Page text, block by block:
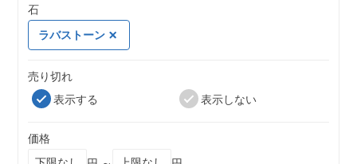
石
ラバストーン
売り切れ
表示する
表示しない
価格